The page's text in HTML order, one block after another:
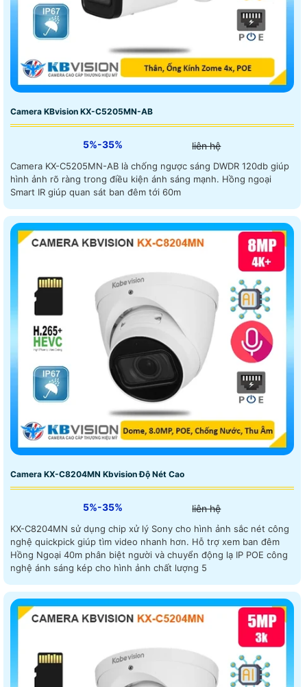
Camera KBvision KX-C5205MN-AB
5%-35% liên hệ
Camera KX-C5205MN-AB là chống ngược sáng DWDR 120db giúp
hình ảnh rõ ràng trong điều kiện ánh sáng mạnh. Hồng ngoại
Smart IR giúp quan sát ban đêm tới 60m
Camera KX-C8204MN Kbvision Độ Nét Cao
5%-35% liên hệ
KX-C8204MN sử dụng chip xử lý Sony cho hình ảnh sắc nét công
nghệ quickpick giúp tìm video nhanh hơn. Hỗ trợ xem ban đêm
Hồng Ngoại 40m phân biệt người và chuyển động lạ IP POE công
nghệ ánh sáng kép cho hình ảnh chất lượng 5